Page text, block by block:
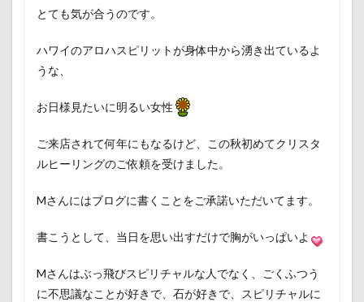
とても気が合うのです。
ハワイのアロハスピリットが身体中から湧き出ているよ
うな、
お日様見たいに明るい女性
ご来店されて何年にもなるけど、この秋初めてクリスタ
ルヒーリングのご依頼を受けました。
Mさんにはブログに書くことをご承諾いただいてます。
書こうとして、当日を思い出すだけで胸がいっぱいよ
Mさんはぶっ飛びスピリチャルな人でなく、ごくふつう
に不思議なことが好きで、石が好きで、スピリチャルに